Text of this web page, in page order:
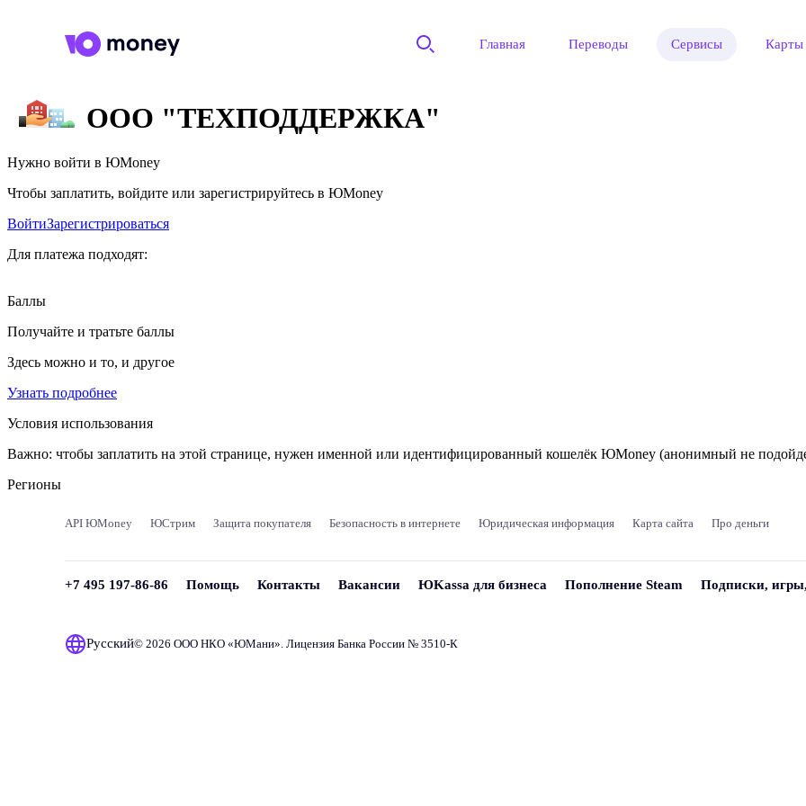
Главная Переводы Сервисы Карты
ООО "ТЕХПОДДЕРЖКА"
Нужно войти в ЮMoney
Чтобы заплатить, войдите или зарегистрируйтесь в ЮMoney
ВойтиЗарегистрироваться
Для платежа подходят:
Баллы
Получайте и тратьте баллы
Здесь можно и то, и другое
Узнать подробнее
Условия использования
Важно: чтобы заплатить на этой странице, нужен именной или идентифицированный кошелёк ЮMoney (анонимный не
Регионы
API ЮMoney ЮСтрим Защита покупателя Безопасность в интернете Юридическая информация Карта сайта Про деньги
+7 495 197-86-86 Помощь Контакты Вакансии ЮKassa для бизнеса Пополнение Steam Подписки,
Русский© 2026 ООО НКО «ЮМани». Лицензия Банка России № 3510‑К